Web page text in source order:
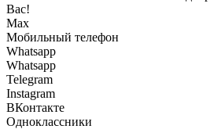
Вас!
Max
Мобильный телефон
Whatsapp
Whatsapp
Telegram
Instagram
ВКонтакте
Одноклассники